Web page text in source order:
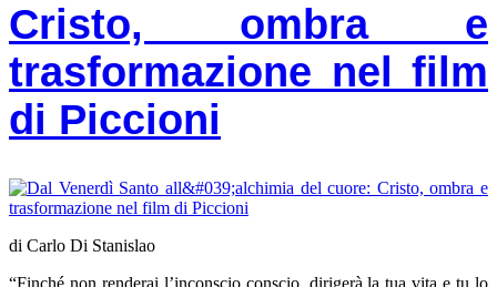
Cristo, ombra e
trasformazione nel film
di Piccioni
di Carlo Di Stanislao